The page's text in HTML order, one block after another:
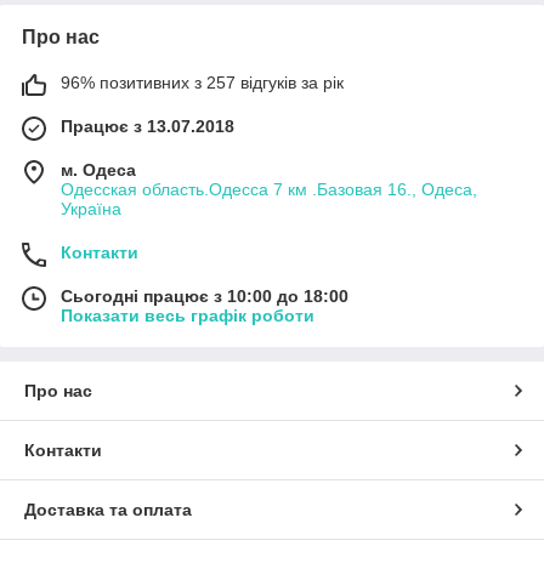
Про нас
96% позитивних з 257 відгуків за рік
Працює з 13.07.2018
м. Одеса
Одесская область.Одесса 7 км .Базовая 16., Одеса,
Україна
Контакти
Сьогодні працює з 10:00 до 18:00
Показати весь графік роботи
Про нас
Контакти
Доставка та оплата